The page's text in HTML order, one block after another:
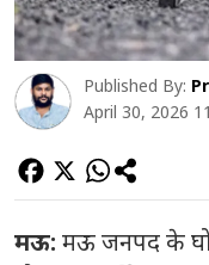
Published By:
April 30, 2026
मऊ: मऊ जनपद के